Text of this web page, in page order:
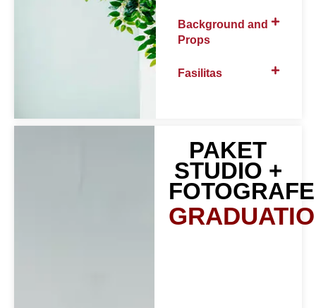
Background and
Props
Fasilitas
PAKET
STUDIO +